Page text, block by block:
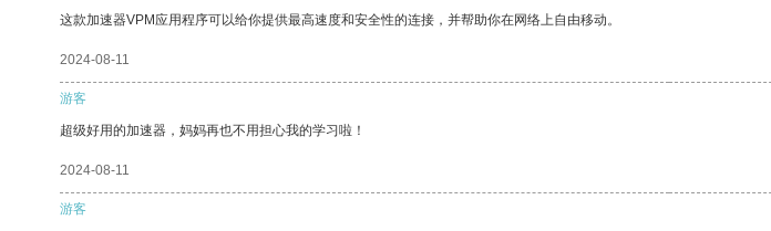
这款加速器VPM应用程序可以给你提供最高速度和安全性的连接，并帮助你在网络上自由移动。
2024-08-11
游客
超级好用的加速器，妈妈再也不用担心我的学习啦！
2024-08-11
游客